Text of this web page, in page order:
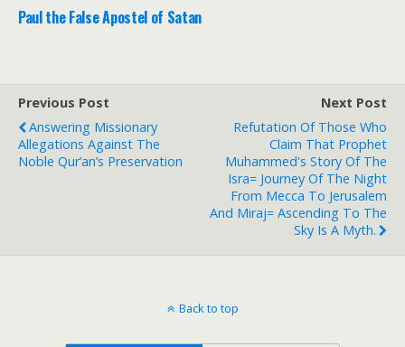
Paul the False Apostel of Satan
Previous Post
Answering Missionary
Allegations Against The
Noble Qur’an’s Preservation
Next Post
Refutation Of Those Who
Claim That Prophet
Muhammed's Story Of The
Isra= Journey Of The Night
From Mecca To Jerusalem
And Miraj= Ascending To The
Sky Is A Myth.
Back to top